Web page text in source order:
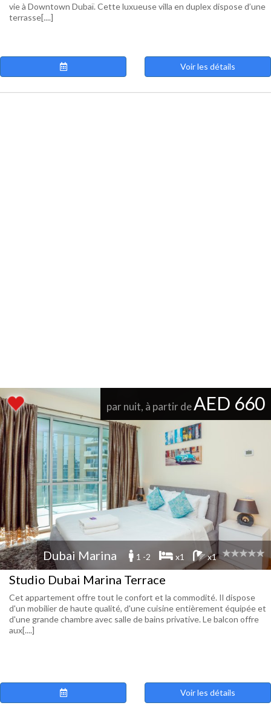
vie à Downtown Dubaï. Cette luxueuse villa en duplex dispose d’une
terrasse[....]
Voir les détails
par nuit, à partir deAED 660
Dubai Marina 1 -2 x1 x1
Studio Dubai Marina Terrace
Cet appartement offre tout le confort et la commodité. Il dispose
d'un mobilier de haute qualité, d'une cuisine entièrement équipée et
d'une grande chambre avec salle de bains privative. Le balcon offre
aux[....]
Voir les détails